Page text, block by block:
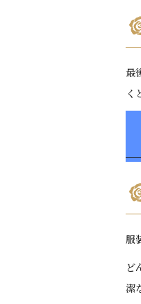
最
く
服
ど
潔